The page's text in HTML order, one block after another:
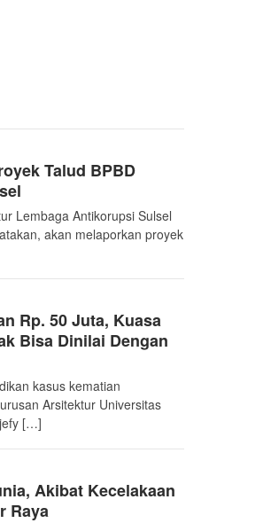
Talud BPBD
Lembaga Antikorupsi Sulsel
akan melaporkan proyek
Rp. 50 Juta, Kuasa
Bisa Dinilai Dengan
kasus kematian
Arsitektur Universitas
[…]
Akibat Kecelakaan
Raya